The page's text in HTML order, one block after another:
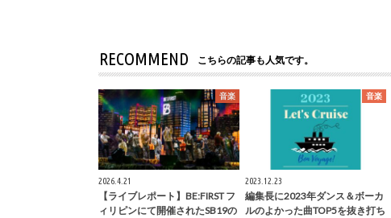
RECOMMEND こちらの記事も人気です。
音楽
2026.4.21
【ライブレポート】BE:FIRST フ
ィリピンにて開催されたSB19の
音楽
2023.12.23
編集長に2023年ダンス＆ボーカ
ルのよかった曲TOP5を抜き打ち